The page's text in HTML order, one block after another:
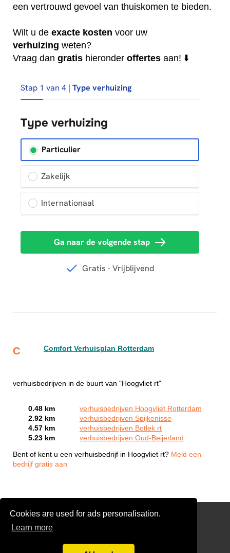
Cookies are used for ads personalisation.
Learn more
een vertrouwd gevoel van thuiskomen te bieden.
Wilt u de exacte kosten voor uw
verhuizing weten?
Vraag dan gratis hieronder offertes aan! ⬇️
C Comfort Verhuisplan Rotterdam
verhuisbedrijven in de buurt van "Hoogvliet rt"
0.48 km
verhuisbedrijven Hoogvliet Rotterdam
2.92 km
verhuisbedrijven Spijkenisse
4.57 km
verhuisbedrijven Botlek rt
5.23 km
verhuisbedrijven Oud-Beijerland
Bent of kent u een verhuisbedrijf in Hoogvliet rt? Meld een
bedrijf gratis aan
Piano verhuizen?
Gratis Verhuis Offertes Vergelijken